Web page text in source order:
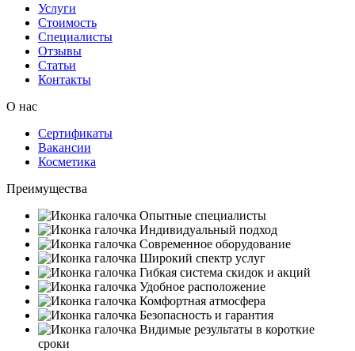
Услуги
Стоимость
Специалисты
Отзывы
Статьи
Контакты
О нас
Сертификаты
Вакансии
Косметика
Преимущества
Опытные специалисты
Индивидуальный подход
Современное оборудование
Широкий спектр услуг
Гибкая система скидок и акций
Удобное расположение
Комфортная атмосфера
Безопасность и гарантия
Видимые результаты в короткие
сроки